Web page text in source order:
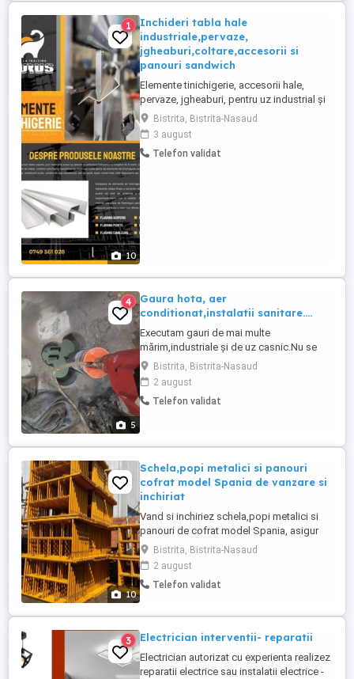
10
1
Inchideri tabla hale
industriale,pervaze,
jgheaburi,coltare,accesorii si
panouri sandwich
Elemente tinichigerie, accesorii hale,
pervaze, jgheaburi, pentru uz industrial și
civil - confecționate din tabla de diferite
culori și grosimi, lungimea maxima este
de 6m. Panouri sandwich - acoperis si
perete, pe comanda, diferite dimensiuni.
Bistrita, Bistrita-Nasaud
3 august
Telefon validat
5
4
Gaura hota, aer
conditionat,instalatii sanitare....
Executam gauri de mai multe
mărim,industriale și de uz casnic.Nu se
produc vibrații,nu se afectează structura.
Bistrita, Bistrita-Nasaud
2 august
Telefon validat
10
Schela,popi metalici si panouri
cofrat model Spania de vanzare si
inchiriat
Vand si inchiriez schela,popi metalici si
panouri de cofrat model Spania, asigur
transport,disponibili peste 3000 mp.
Informatii la tel.
Bistrita, Bistrita-Nasaud
2 august
Telefon validat
3 Electrician interventii- reparatii
Electrician autorizat cu experienta realizez
reparatii electrice sau instalatii electrice -